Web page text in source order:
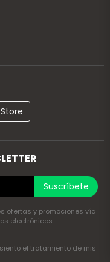
Suscríbete
ofertas y promociones vía
electrónicos
el tratamiento de mis